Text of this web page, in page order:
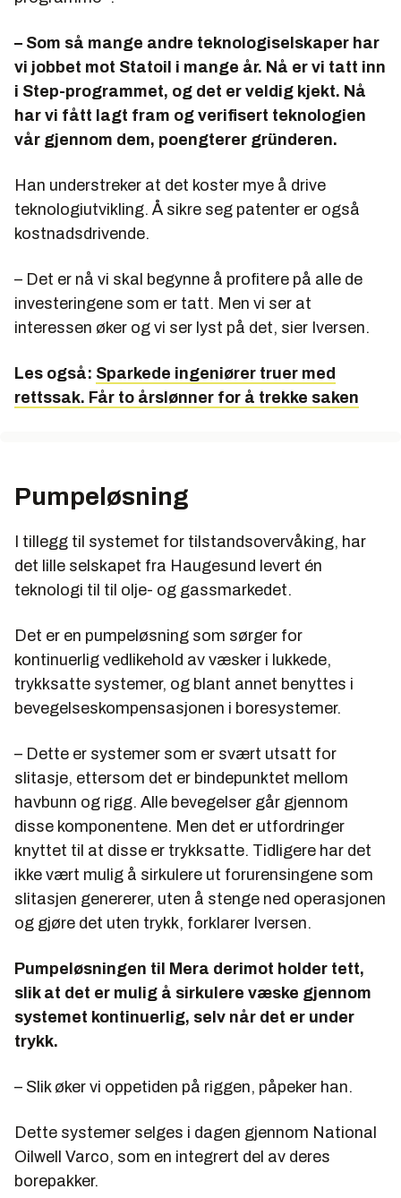
– Som så mange andre teknologiselskaper har
vi jobbet mot Statoil i mange år. Nå er vi tatt inn
i Step-programmet, og det er veldig kjekt. Nå
har vi fått lagt fram og verifisert teknologien
vår gjennom dem, poengterer gründeren.
Han understreker at det koster mye å drive
teknologiutvikling. Å sikre seg patenter er også
kostnadsdrivende.
– Det er nå vi skal begynne å profitere på alle de
investeringene som er tatt. Men vi ser at
interessen øker og vi ser lyst på det, sier Iversen.
Les også: Sparkede ingeniører truer med
rettssak. Får to årslønner for å trekke saken
Pumpeløsning
I tillegg til systemet for tilstandsovervåking, har
det lille selskapet fra Haugesund levert én
teknologi til til olje- og gassmarkedet.
Det er en pumpeløsning som sørger for
kontinuerlig vedlikehold av væsker i lukkede,
trykksatte systemer, og blant annet benyttes i
bevegelseskompensasjonen i boresystemer.
– Dette er systemer som er svært utsatt for
slitasje, ettersom det er bindepunktet mellom
havbunn og rigg. Alle bevegelser går gjennom
disse komponentene. Men det er utfordringer
knyttet til at disse er trykksatte. Tidligere har det
ikke vært mulig å sirkulere ut forurensingene som
slitasjen genererer, uten å stenge ned operasjonen
og gjøre det uten trykk, forklarer Iversen.
Pumpeløsningen til Mera derimot holder tett,
slik at det er mulig å sirkulere væske gjennom
systemet kontinuerlig, selv når det er under
trykk.
– Slik øker vi oppetiden på riggen, påpeker han.
Dette systemer selges i dagen gjennom National
Oilwell Varco, som en integrert del av deres
borepakker.